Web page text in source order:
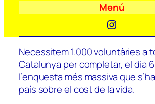
Menú
Necessitem 1.000 voluntàries a
Catalunya per completar, el dia
l’enquesta més massiva que
país sobre el cost de la vida.